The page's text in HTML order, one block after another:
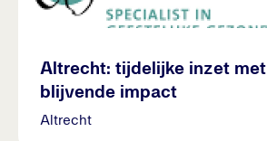
Altrecht: tijdelijke inzet met
blijvende impact
Altrecht